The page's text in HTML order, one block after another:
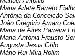
Arlete Barreto
da Conceição
Gregório Amaro
de Aires Parreira
Antónia Frausto
Jesus Grilo
Rui Mira Rolim